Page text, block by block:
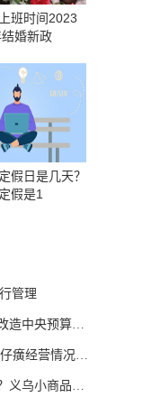
班时间2023
婚新政
假日是几天？
假是1
管理
算内投资专项
情况怎么样？
品拿到越南卖